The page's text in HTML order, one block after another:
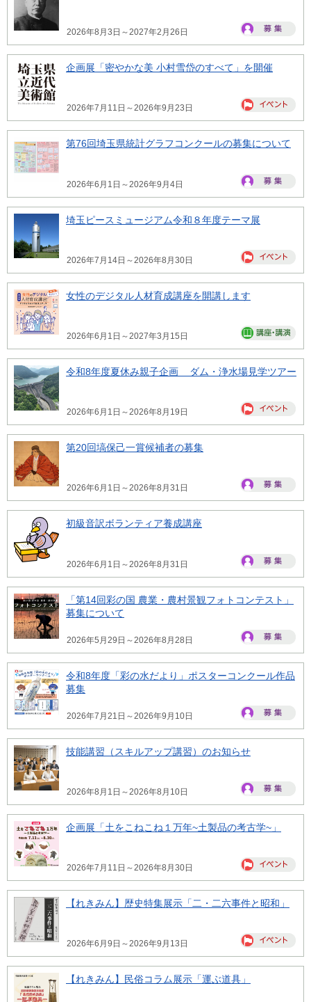
2026年8月3日～2027年2月26日
企画展「密やかな美 小村雪岱のすべて」を開催
2026年7月11日～2026年9月23日
第76回埼玉県統計グラフコンクールの募集について
2026年6月1日～2026年9月4日
埼玉ピースミュージアム令和８年度テーマ展
2026年7月14日～2026年8月30日
女性のデジタル人材育成講座を開講します
2026年6月1日～2027年3月15日
令和8年度夏休み親子企画 ダム・浄水場見学ツアー
2026年6月1日～2026年8月19日
第20回塙保己一賞候補者の募集
2026年6月1日～2026年8月31日
初級音訳ボランティア養成講座
2026年6月1日～2026年8月31日
「第14回彩の国 農業・農村景観フォトコンテスト」
募集について
2026年5月29日～2026年8月28日
令和8年度「彩の水だより」ポスターコンクール作品
募集
2026年7月21日～2026年9月10日
技能講習（スキルアップ講習）のお知らせ
2026年8月1日～2026年8月10日
企画展「土をこねこね１万年~土製品の考古学~」
2026年7月11日～2026年8月30日
【れきみん】歴史特集展示「二・二六事件と昭和」
2026年6月9日～2026年9月13日
【れきみん】民俗コラム展示「運ぶ道具」